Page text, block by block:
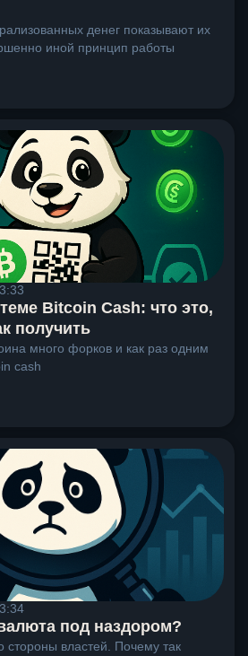
денег показывают их
иной принцип работы
Bitcoin Cash: что это,
получить
много форков и как раз одним
cash
под наздором?
стороны властей. Почему так